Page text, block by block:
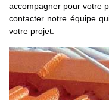
accompagner pour votre
contacter notre équipe
votre projet.